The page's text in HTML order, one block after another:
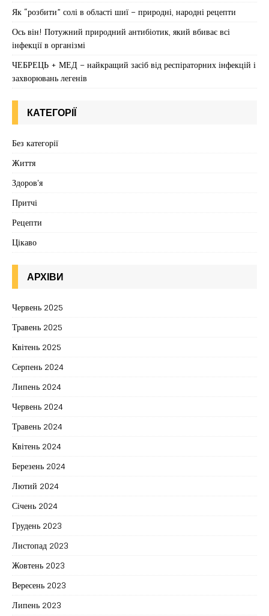
Як “розбити” солі в області шиї – природні, народні рецепти
Ось він! Потужний природний антибіотик, який вбиває всі
інфекції в організмі
ЧЕБРЕЦЬ + МЕД – найкращий засіб від респіраторних інфекцій і
захворювань легенів
КАТЕГОРІЇ
Без категорії
Життя
Здоров'я
Притчі
Рецепти
Цікаво
АРХІВИ
Червень 2025
Травень 2025
Квітень 2025
Серпень 2024
Липень 2024
Червень 2024
Травень 2024
Квітень 2024
Березень 2024
Лютий 2024
Січень 2024
Грудень 2023
Листопад 2023
Жовтень 2023
Вересень 2023
Липень 2023